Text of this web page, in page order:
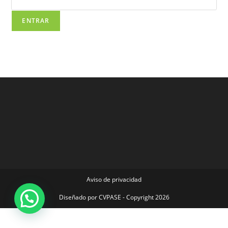
Aviso de privacidad
Diseñado porCVPASE - Copyright 2026